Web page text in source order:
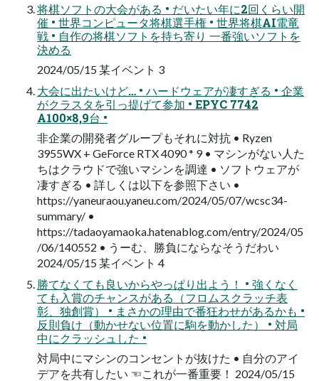
将棋ソフトの大会がある • だいたい年に2回くらい開
催 • 世界コンピュータ将棋選手権 • 世界将棋AI電竜
戦 • 自作の将棋ソフトを持ち寄り 一番強いソフトを
決める
2024/05/15 某イベント 3
大会に出たいけど… • ハードウェアが凄すぎる • 企業
がクラスタを引っ提げて参加 • EPYC 7742
A100×8,9台 •
非企業の開発者グループもそれに対抗 • Ryzen
3955WX + GeForce RTX 4090 * 9 • マシンがない人た
ちはクラウドで強いマシンを調達 • ソフトウェアが
凄すぎる • 詳しくは以下を参照下さい •
https://yaneuraou.yaneu.com/2024/05/07/wcsc34-
summary/ •
https://tadaoyamaoka.hatenablog.com/entry/2024/05
/06/140552 • うーむ、勝負にならなそうだわい
2024/05/15 某イベント 4
勝てなくても良いからやっぱり出よう！ • 強くなく
ても入賞のチャンスがある（フロムスクラッチ表
彰、独創賞） • まさかの理由で番狂わせがあるかも •
反則負け（動かせない位置に駒を動かした） • 対局
中にクラッシュした •
対局中にマシンのコンセントが抜けた • 自分のアイ
デアを共有したい ☜これが一番重要！ 2024/05/15